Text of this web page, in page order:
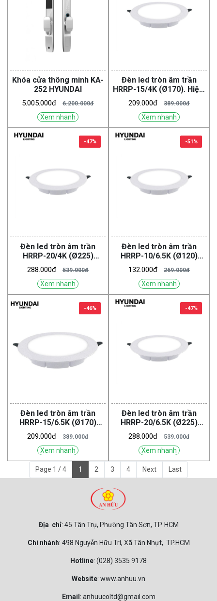
Khóa cửa thông minh KA-
252 HYUNDAI
5.005.000đ 6.200.000đ
Xem nhanh
Đèn led tròn âm trần
HRRP-15/4K (Ø170). Hiệu:
HYUNDAI
209.000đ 389.000đ
Xem nhanh
Đèn led tròn âm trần
HRRP-20/4K (Ø225)
(HYUNDAI)
288.000đ 539.000đ
-47%
Xem nhanh
Đèn led tròn âm trần
HRRP-10/6.5K (Ø120)
(HYUNDAI)
132.000đ 269.000đ
-51%
Xem nhanh
Đèn led tròn âm trần
HRRP-15/6.5K (Ø170)
(HYUNDAI)
209.000đ 389.000đ
-46%
Xem nhanh
Đèn led tròn âm trần
HRRP-20/6.5K (Ø225)
(HYUNDAI)
288.000đ 539.000đ
-47%
Xem nhanh
Page 1 / 4 1 2 3 4 Next Last
Địa chỉ: 45 Tân Trụ, Phường Tân Sơn, TP. HCM
Chi nhánh: 498 Nguyễn Hữu Trí, Xã Tân Nhựt, TP.HCM
Hotline: (028) 3535 9178
Website: www.anhuu.vn
Email : anhuucoltd@gmail.com